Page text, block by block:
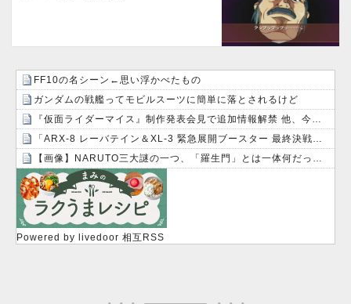
FF10の名シーン←思い浮かべたもの
ガンダムの戦艦ってモビルスーツに簡単に落とされるけど
『仮面ライダーマイス』制作発表会見で追加情報解禁 他、今週の備忘録（2026/7/31～2026/8/6）
「ARX-8 レーバテイン＆XL-3 緊急展開ブースター 最終決戦仕様」アルお前カッコいいな
【画像】NARUTO三大謎の一つ、「羅生門」とは一体何だったのか！？
Powered by livedoor 相互RSS